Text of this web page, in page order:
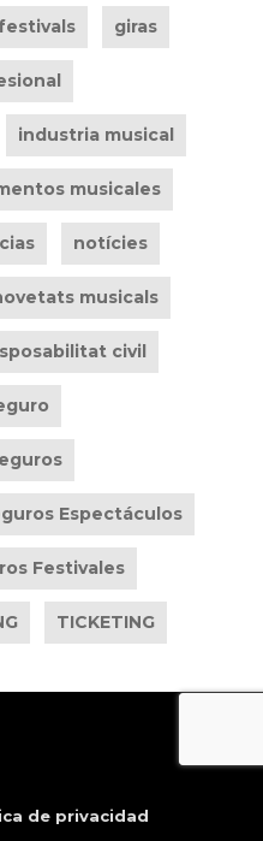
festivals giras
industria musical
musicales
notícies
musicals
civil
Espectáculos
Festivales
TICKETING
de privacidad